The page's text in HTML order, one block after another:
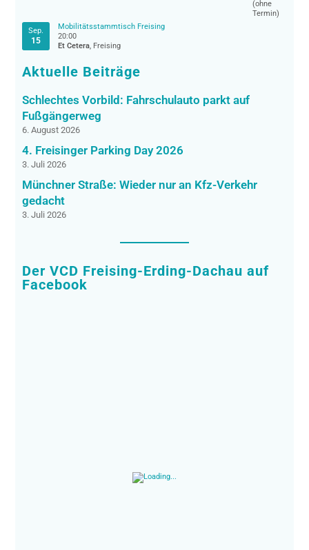
Sep.
15
Mobilitätsstammtisch Freising
20:00
Et Cetera, Freising
Aktuelle Beiträge
Schlechtes Vorbild: Fahrschulauto parkt auf
Fußgängerweg
6. August 2026
4. Freisinger Parking Day 2026
3. Juli 2026
Münchner Straße: Wieder nur an Kfz-Verkehr
gedacht
3. Juli 2026
Der VCD Freising-Erding-Dachau auf
Facebook